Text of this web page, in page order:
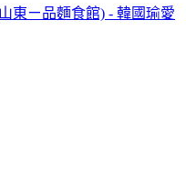
東ㄧ品麵食館) - 韓國瑜愛